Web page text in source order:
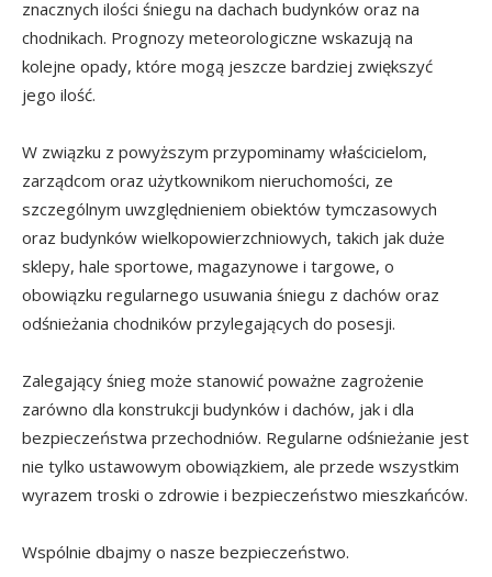
znacznych ilości śniegu na dachach budynków oraz na
chodnikach. Prognozy meteorologiczne wskazują na
kolejne opady, które mogą jeszcze bardziej zwiększyć
jego ilość.
W związku z powyższym przypominamy właścicielom,
zarządcom oraz użytkownikom nieruchomości, ze
szczególnym uwzględnieniem obiektów tymczasowych
oraz budynków wielkopowierzchniowych, takich jak duże
sklepy, hale sportowe, magazynowe i targowe, o
obowiązku regularnego usuwania śniegu z dachów oraz
odśnieżania chodników przylegających do posesji.
Zalegający śnieg może stanowić poważne zagrożenie
zarówno dla konstrukcji budynków i dachów, jak i dla
bezpieczeństwa przechodniów. Regularne odśnieżanie jest
nie tylko ustawowym obowiązkiem, ale przede wszystkim
wyrazem troski o zdrowie i bezpieczeństwo mieszkańców.
Wspólnie dbajmy o nasze bezpieczeństwo.